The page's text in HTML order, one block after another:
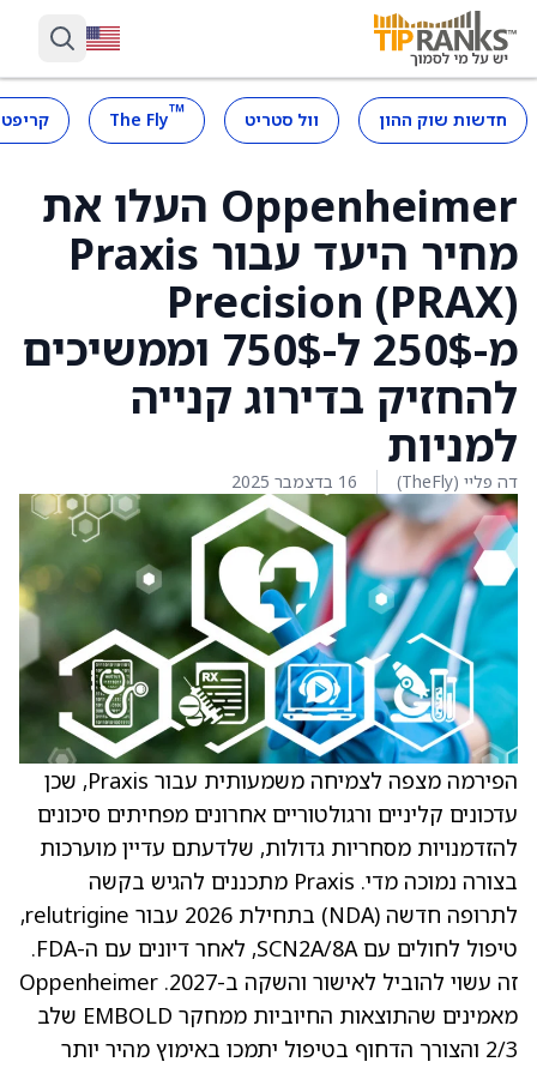
חדשות שוק ההון וול סטריט ™
The Fly
Oppenheimer העלו את
מחיר היעד עבור Praxis
Precision (PRAX)
מ-250$ ל-750$ וממשיכים
להחזיק בדירוג קנייה
למניות
דה פליי (TheFly) 16 בדצמבר 2025
הפירמה מצפה לצמיחה משמעותית עבור Praxis, שכן
עדכונים קליניים ורגולטוריים אחרונים מפחיתים סיכונים
להזדמנויות מסחריות גדולות, שלדעתם עדיין מוערכות
בצורה נמוכה מדי. Praxis מתכננים להגיש בקשה
לתרופה חדשה (NDA) בתחילת 2026 עבור relutrigine,
טיפול לחולים עם SCN2A/8A, לאחר דיונים עם ה-FDA.
זה עשוי להוביל לאישור והשקה ב-2027. Oppenheimer
מאמינים שהתוצאות החיוביות ממחקר EMBOLD שלב
2/3 והצורך הדחוף בטיפול יתמכו באימוץ מהיר יותר